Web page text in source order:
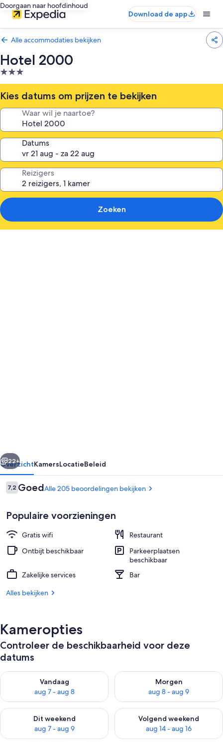
Doorgaan naar hoofdinhoud
Download de app
Alle accommodaties bekijken
Hotel 2000
3.0-
sterrenaccommodatie
Kies datums om prijzen te bekijken
Waar wil je naartoe?
Datums
Reizigers
Zoeken
Voorkant accommodatie - avond/
Volgende
22+
OverzichtKamersLocatieBeleid
Beoordelingen
7,27,2 op 10 –
GoedAlle 205 beoordelingen bekijken
Populaire voorzieningen
Gratis wifi
Restaurant
Ontbijt beschikbaar
Parkeerplaatsen
beschikbaar
Zakelijke services
Bar
Alles bekijken
Kameropties
Controleer de beschikbaarheid voor deze
datums
Vandaag
aug 7 - aug 8
De beschikbaarheid controleren voor vanavond aug 7 - aug 8
Morgen
aug 8 - aug 9
De beschikbaarheid
Dit weekend
aug 7 - aug 9
De beschikbaarheid controleren voor dit weekend aug 7 -
Volgend weekend
aug 14 - aug 16
De beschikbaarheid